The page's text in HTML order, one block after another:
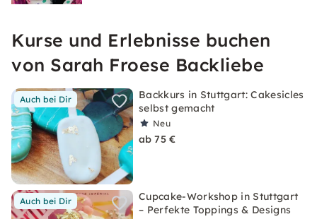
Kurse und Erlebnisse buchen
von Sarah Froese Backliebe
Auch bei Dir
Backkurs in Stuttgart: Cakesicles
selbst gemacht
Neu
ab 75 €
Auch bei Dir
Cupcake-Workshop in Stuttgart
– Perfekte Toppings & Designs